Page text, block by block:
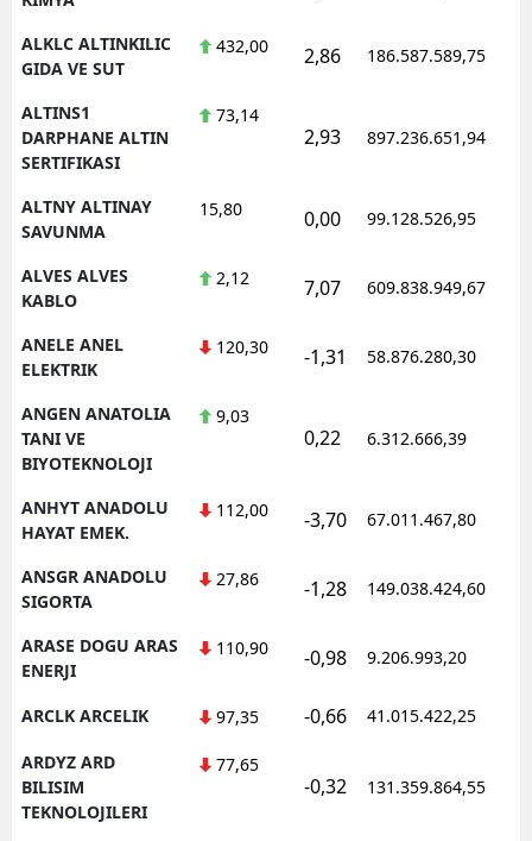
ALKLC ALTINKILIC
GIDA VE SUT
432,00 2,86 186.587.589,75
ALTINS1
DARPHANE ALTIN
SERTIFIKASI
73,14
2,93 897.236.651,94
ALTNY ALTINAY
SAVUNMA
15,80 0,00 99.128.526,95
ALVES ALVES
KABLO
2,12 7,07 609.838.949,67
ANELE ANEL
ELEKTRIK
120,30 -1,31 58.876.280,30
ANGEN ANATOLIA
TANI VE
BIYOTEKNOLOJI
9,03
0,22 6.312.666,39
ANHYT ANADOLU
HAYAT EMEK.
112,00 -3,70 67.011.467,80
ANSGR ANADOLU
SIGORTA
27,86 -1,28 149.038.424,60
ARASE DOGU ARAS
ENERJI
110,90 -0,98 9.206.993,20
ARCLK ARCELIK 97,35 -0,66 41.015.422,25
ARDYZ ARD
BILISIM
TEKNOLOJILERI
77,65
-0,32 131.359.864,55